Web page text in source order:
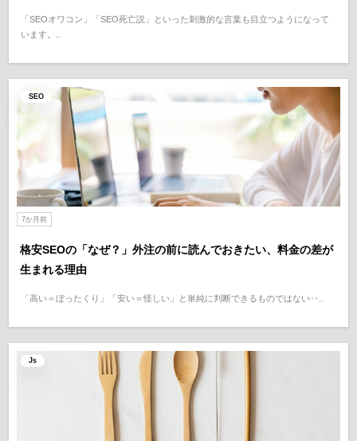
「SEOオワコン」「SEO死亡説」といった刺激的な言葉も目立つようになって
います。..
SEO
7か月前
格安SEOの「なぜ？」外注の前に読んでおきたい、料金の差が
生まれる理由
「高い＝ぼったくり」「安い＝怪しい」と単純に判断できるものではない‥..
Js